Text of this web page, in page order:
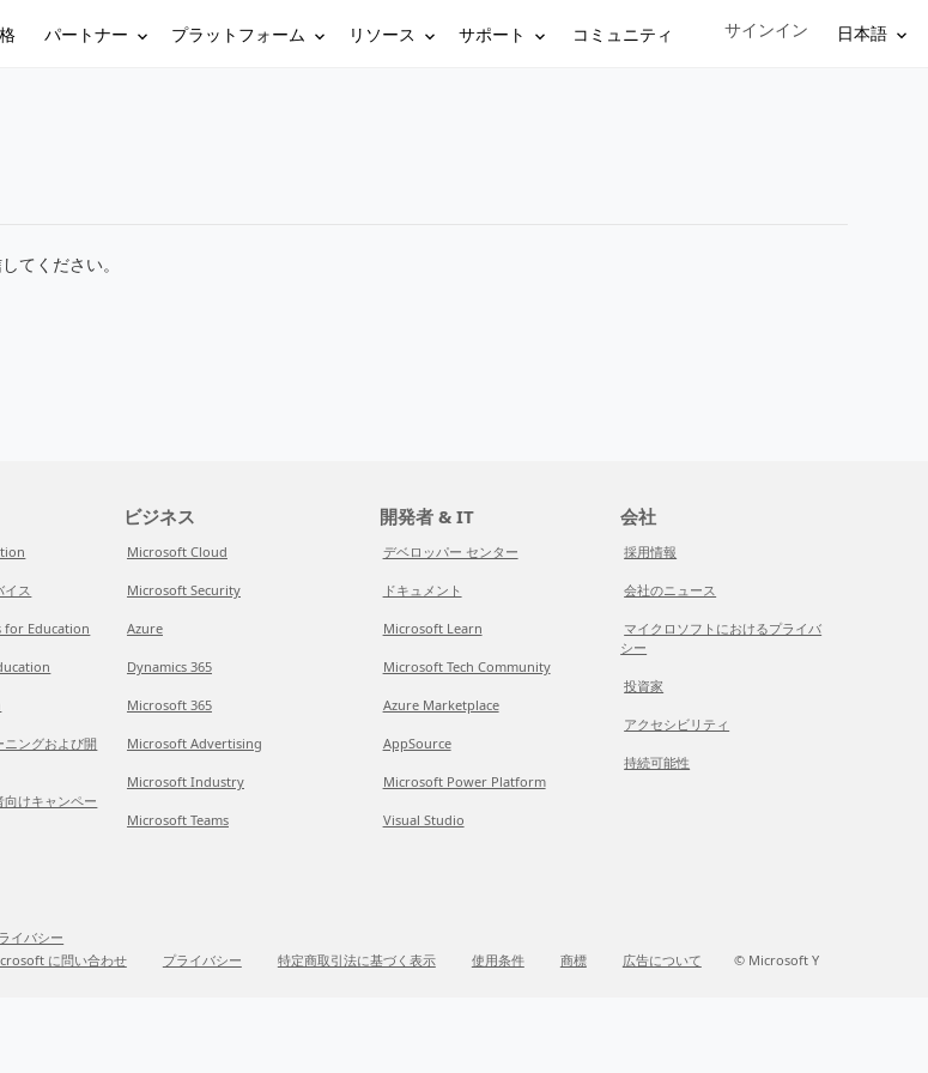
パートナー プラットフォーム リソース サポート コミュニティ Sign in to your account
サインイン 日本語
てください。
イス
for Education
ングおよび開
けキャンペー
ビジネス
Microsoft Cloud
Microsoft Security
Azure
Dynamics 365
Microsoft 365
Microsoft Advertising
Microsoft Industry
Microsoft Teams
開発者 & IT
デベロッパー センター
ドキュメント
Microsoft Learn
Microsoft Tech Community
Azure Marketplace
AppSource
Microsoft Power Platform
Visual Studio
会社
採用情報
会社のニュース
マイクロソフトにおけるプライバ
シー
投資家
アクセシビリティ
持続可能性
イバシー
に問い合わせ
プライバシー 特定商取引法に基づく表示 使用条件 商標 広告について © Microsoft Y